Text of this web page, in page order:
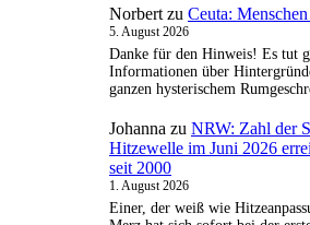
Norbert zu Ceuta:
5. August 2026
Danke für den Hinweis! Es tut
Informationen über
ganzen hysterischem
Johanna zu NRW: Zahl der
Hitzewelle im Juni 2026
seit 2000
1. August 2026
Einer, der weiß wie